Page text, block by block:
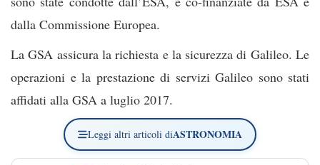
dalla Commissione Europea.
La GSA assicura la richiesta e la sicurezza di Galileo. Le
operazioni e la prestazione di servizi Galileo sono stati
affidati alla GSA a luglio 2017.
Leggi altri articoli diASTRONOMIA